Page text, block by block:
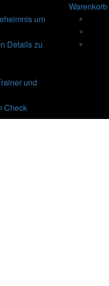
um
Details zu
und
Check
Warenkorb